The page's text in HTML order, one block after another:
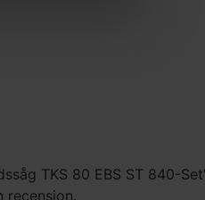
TKS 80 EBS ST 840-
recension.